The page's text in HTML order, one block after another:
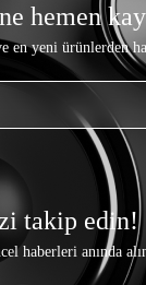
hemen
en yeni ürünlerden
takip edin!
haberleri anında